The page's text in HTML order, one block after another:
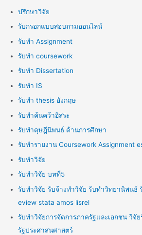
ปรึกษาวิจัย
รับกรอกแบบสอบถามออนไลน์
รับทำ Assignment
รับทำ coursework
รับทำ Dissertation
รับทำ IS
รับทำ thesis อังกฤษ
รับทำค้นคว้าอิสระ
รับทำดุษฎีนิพนธ์ ด้านการศึกษา
รับทำรายงาน Coursework Assignment
รับทำวิจัย
รับทำวิจัย บทที่5
รับทำวิจัย รับจ้างทำวิจัย รับทำวิทยานิพนธ์
eview stata amos lisrel
รับทำวิจัยการจัดการภาครัฐและเอกชน วิจั
รัฐประศาสนศาสตร์